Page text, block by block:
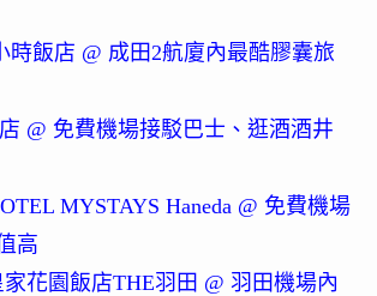
時飯店 @ 成田2航廈內最酷膠囊旅
@ 免費機場接駁巴士、逛酒酒井
MYSTAYS Haneda @ 免費機場
高
花園飯店THE羽田 @ 羽田機場內